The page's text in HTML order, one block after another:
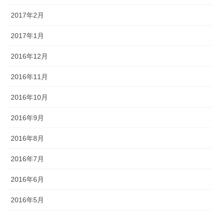
2017年2月
2017年1月
2016年12月
2016年11月
2016年10月
2016年9月
2016年8月
2016年7月
2016年6月
2016年5月